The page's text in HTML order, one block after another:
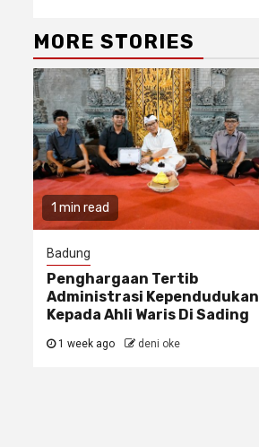
MORE STORIES
1 min read
Badung
Penghargaan Tertib
Administrasi Kependudukan
Kepada Ahli Waris Di Sading
1 week ago deni oke